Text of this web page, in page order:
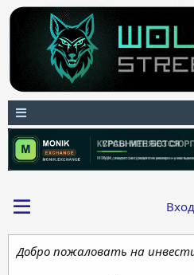
Вход
Добро пожаловать на